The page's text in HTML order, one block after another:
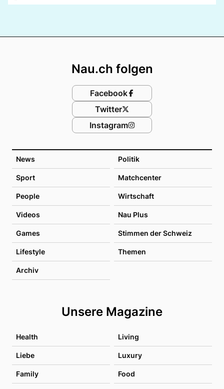
News Politik
Sport Matchcenter
People Wirtschaft
Videos Nau Plus
Games Stimmen der Schweiz
Lifestyle Themen
Archiv
Unsere Magazine
Health Living
Liebe Luxury
Family Food
Nau.ch folgen
Facebook
Twitter
Instagram